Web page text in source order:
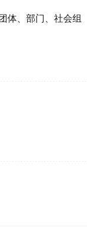
体、部门、社会组